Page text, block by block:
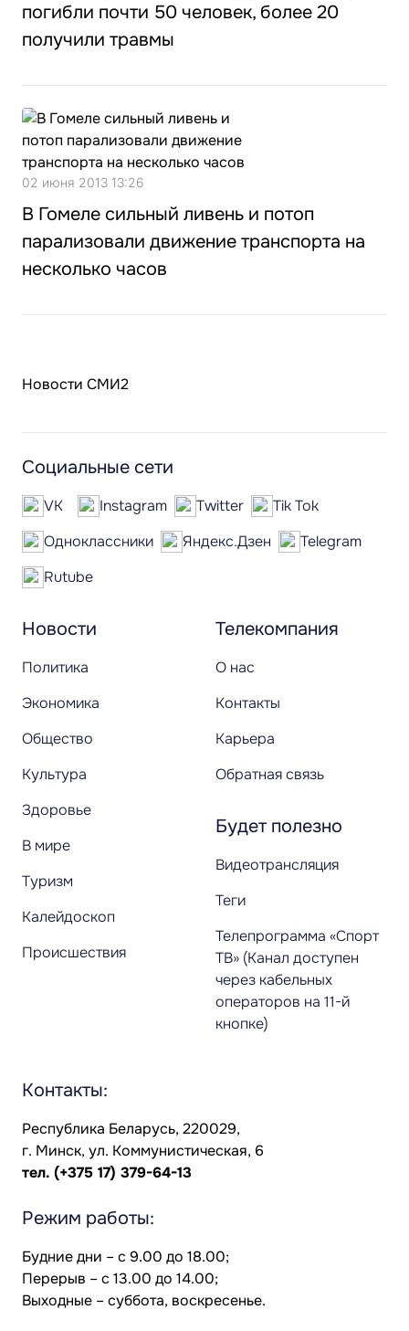
погибли почти 50 человек, более 20
получили травмы
02 июня 2013 13:26
В Гомеле сильный ливень и потоп
парализовали движение транспорта на
несколько часов
Новости СМИ2
Новости
Политика
Экономика
Общество
Культура
Здоровье
В мире
Туризм
Калейдоскоп
Происшествия
Телекомпания
О нас
Контакты
Карьера
Обратная связь
Будет полезно
Видеотрансляция
Теги
Телепрограмма «Спорт
ТВ» (Канал доступен
через кабельных
операторов на 11-й
кнопке)
Социальные сети
VK Instagram Twitter
Tik Tok
Одноклассники
Яндекс.Дзен
Telegram
Rutube
Контакты:
Республика Беларусь, 220029,
г. Минск, ул. Коммунистическая, 6
тел. (+375 17) 379-64-13
Режим работы:
Будние дни – с 9.00 до 18.00;
Перерыв – с 13.00 до 14.00;
Выходные – суббота, воскресенье.